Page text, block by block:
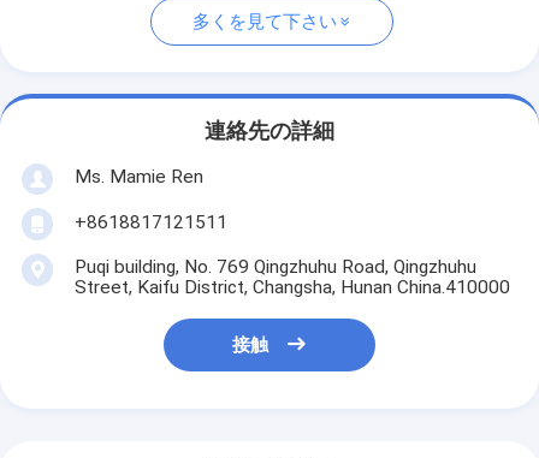
多くを見て下さい
連絡先の詳細
Ms. Mamie Ren
+8618817121511
Puqi building, No. 769 Qingzhuhu Road, Qingzhuhu
Street, Kaifu District, Changsha, Hunan China.410000
接触